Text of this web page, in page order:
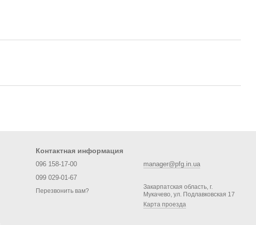
Контактная информация
096 158-17-00
099 029-01-67
Перезвонить вам?
manager@pfg.in.ua
Закарпатская область, г.
Мукачево, ул. Подлавковская 17
Карта проезда